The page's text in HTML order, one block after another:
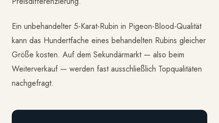
Ein unbehandelter 5-Karat-Rubin in Pigeon-Blood-Qualität
kann das Hundertfache eines behandelten Rubins gleicher
Größe kosten. Auf dem Sekundärmarkt — also beim
Weiterverkauf — werden fast ausschließlich Topqualitäten
nachgefragt.